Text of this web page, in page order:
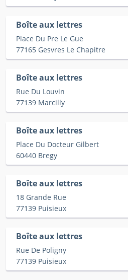
Boîte aux lettres
Place Du Pre Le Gue
77165 Gesvres Le Chapitre
Boîte aux lettres
Rue Du Louvin
77139 Marcilly
Boîte aux lettres
Place Du Docteur Gilbert
60440 Bregy
Boîte aux lettres
18 Grande Rue
77139 Puisieux
Boîte aux lettres
Rue De Poligny
77139 Puisieux